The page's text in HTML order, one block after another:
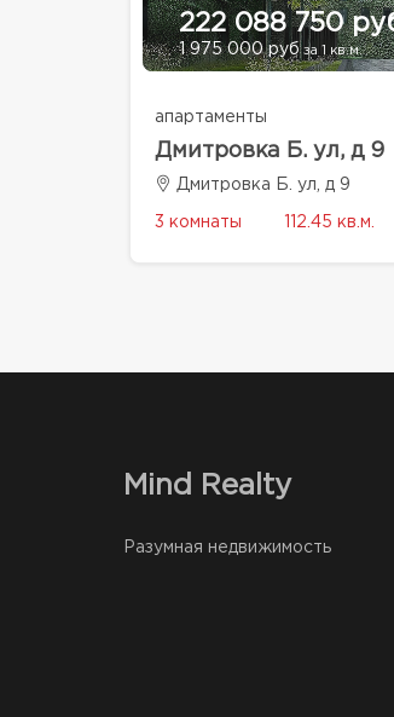
222 088 750
1 975 000 рубза 1 кв.м.
апартаменты
Дмитровка Б. ул, д 9
Дмитровка Б. ул, д 9
3 комнаты 112.45 кв.м.
Mind Realty
Разумная недвижимость